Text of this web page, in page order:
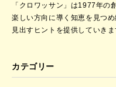
「クロワッサン」は1977年の
楽しい方向に導く知恵を見つ
見出すヒントを提供していきま
カテゴリー